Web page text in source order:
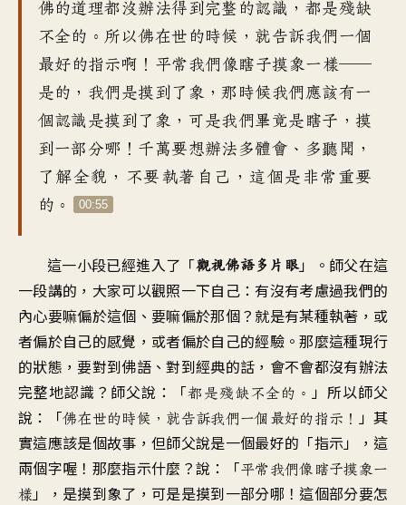
佛的道理都沒辦法得到完整的認識 ， 都是殘缺
不全的 。 所以佛在世的時候 ， 就告訴我們一個
最好的指示啊 ！ 平常我們像瞎子摸象一樣──
是的，我們是摸到了象 ， 那時候我們應該有一
個認識 是摸到了象 ， 可是我們畢竟是瞎子 ，摸
到一部分哪 ！ 千萬要想辦法多體會、多聽聞
，
了解全貌 ， 不要執著自己 ， 這個是非常重要
的 。 00:55
這一小段已經進入了 「觀視佛語多片眼」。 師父在這
一段講的 ， 大家可以觀照一下自己 ： 有沒有考慮過我們的
內心要嘛偏於這個 、要嘛偏於那個？就是有某種執著 ， 或
者偏於自己的感覺 ， 或者偏於自己的經驗 。那麼這種現行
的狀態 ，要對到佛語、對到經典的話 ， 會不會都沒有辦法
完整地認識 ？ 師父說：「都是殘缺不全的 。 」 所以師父
說 ：「佛在世的時候 ， 就告訴我們一個最好的指示 ！ 」其
實這應該是個故事 ，但師父說是一個最好的「指示 」， 這
兩個字喔 ！ 那麼指示什麼 ？說：「平常我們像瞎子摸象一
樣 」， 是摸到象了 ， 可是是摸到一部分哪 ！ 這個部分要怎